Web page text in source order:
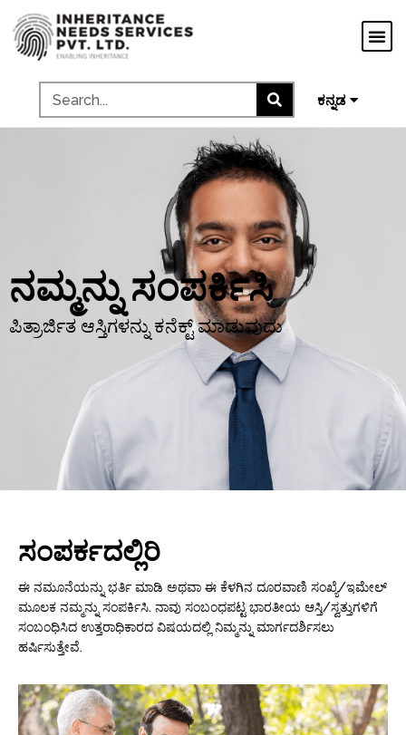
ಕನ್ನಡ
മലയാളം
ನಮ್ಮನ್ನು ಸಂಪರ್ಕಿಸಿ
ಪಿತ್ರಾರ್ಜಿತ ಆಸ್ತಿಗಳನ್ನು ಕನೆಕ್ಟ್ ಮಾಡುವುದು
ಸಂಪರ್ಕದಲ್ಲಿರಿ
ಈ ನಮೂನೆಯನ್ನು ಭರ್ತಿ ಮಾಡಿ ಅಥವಾ ಈ ಕೆಳಗಿನ ದೂರವಾಣಿ ಸಂಖ್ಯೆ/ಇಮೇಲ್
ಮೂಲಕ ನಮ್ಮನ್ನು ಸಂಪರ್ಕಿಸಿ. ನಾವು ಸಂಬಂಧಪಟ್ಟ ಭಾರತೀಯ ಆಸ್ತಿ/ಸ್ವತ್ತುಗಳಿಗೆ
ಸಂಬಂಧಿಸಿದ ಉತ್ತರಾಧಿಕಾರದ ವಿಷಯದಲ್ಲಿ ನಿಮ್ಮನ್ನು ಮಾರ್ಗದರ್ಶಿಸಲು
ಹರ್ಷಿಸುತ್ತೇವೆ.